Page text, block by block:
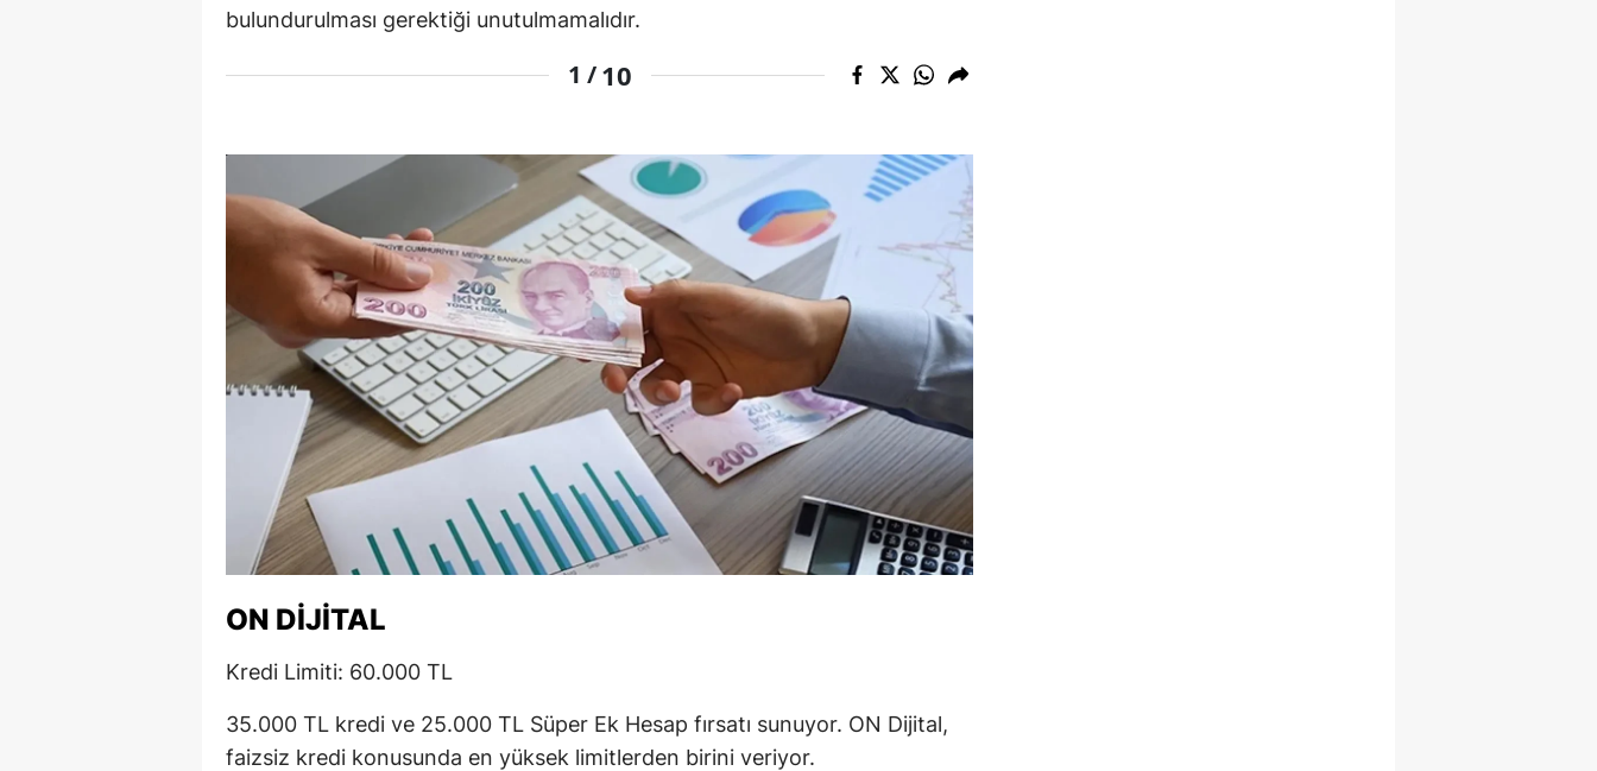
Denizli
Diyarbakır
Elazığ
Erzincan
Erzurum
Eskişehir
Gaziantep
Giresun
Hakkari
Hatay
İzmir
bulundurulması gerektiği unutulmamalıdır.
1 /10
ON DIJITAL
Kredi Limiti: 60.000 TL
35.000 TL kredi ve 25.000 TL Süper Ek Hesap fırsatı sunuyor. ON Dijital,
faizsiz kredi konusunda en yüksek limitlerden birini veriyor.